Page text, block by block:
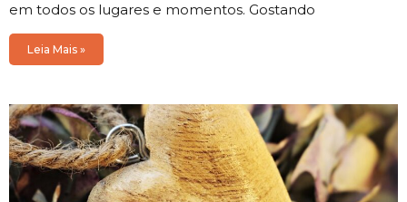
em todos os lugares e momentos. Gostando
Leia Mais »